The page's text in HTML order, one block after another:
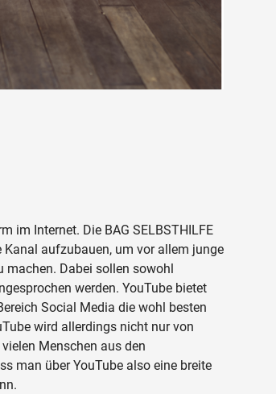
im Internet. Die BAG SELBSTHILFE
Kanal aufzubauen, um vor allem junge
Dabei sollen sowohl
werden. YouTube bietet
Social Media die wohl besten
wird allerdings nicht nur von
Menschen aus den
man über YouTube also eine breite